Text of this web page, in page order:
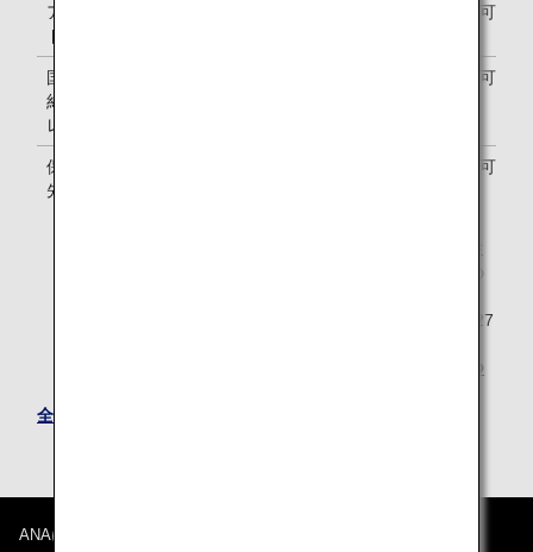
アップグレー
ドポイント
ご利用可能
国際線優先予
約・アップグ
レード特典
ご利用可能
保安検査の優
先
ご利用可能
アムメンバーならびにスーパーフライヤーズ本会員の
2026年度にご提供したアップグレードポイントは2027
アップグレードポイントのサービス終了につ
全てのプレミアムメンバー特典はこちら
ANAについて